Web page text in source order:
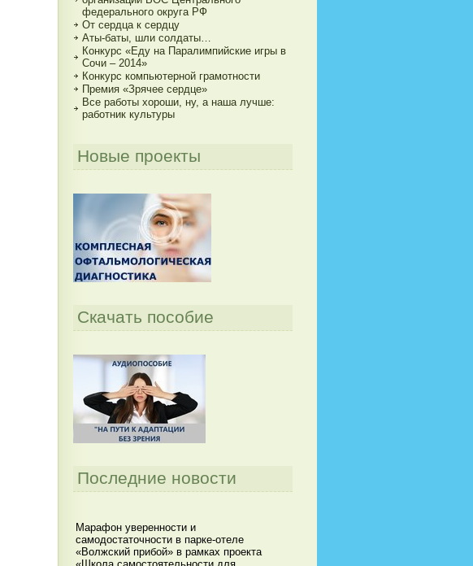
федерального округа РФ
От сердца к сердцу
Аты-баты, шли солдаты…
Конкурс «Еду на Паралимпийские игры в
Сочи – 2014»
Конкурс компьютерной грамотности
Премия «Зрячее сердце»
Все работы хороши, ну, а наша лучше:
работник культуры
Новые проекты
Скачать пособие
Последние новости
Марафон уверенности и
самодостаточности в парке-отеле
«Волжский прибой» в рамках проекта